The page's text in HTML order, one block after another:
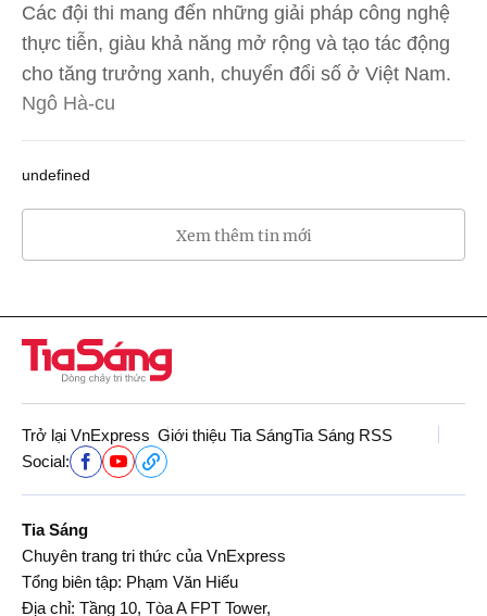
Các đội thi mang đến những giải pháp công nghệ
thực tiễn, giàu khả năng mở rộng và tạo tác động
cho tăng trưởng xanh, chuyển đổi số ở Việt Nam.
Ngô Hà-cu
undefined
Xem thêm tin mới
Trở lại VnExpress Giới thiệu Tia SángTia Sáng RSS
Social:
Tia Sáng
Chuyên trang tri thức của VnExpress
Tổng biên tập: Phạm Văn Hiếu
Địa chỉ: Tầng 10, Tòa A FPT Tower,